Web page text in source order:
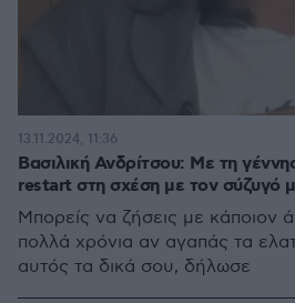
Βασιλική Ανδρίτσου: Με τη
restart στη σχέση με τον σύζυγό
Μπορείς να ζήσεις με κάποιον
πολλά χρόνια αν αγαπάς τα
αυτός τα δικά σου, δήλωσε
13.11.2024, 11:36